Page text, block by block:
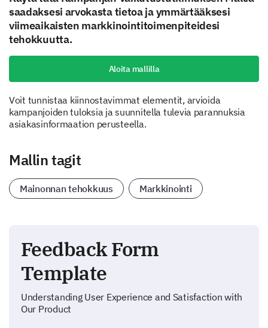
saadaksesi arvokasta tietoa ja ymmärtääksesi
viimeaikaisten markkinointitoimenpiteidesi
tehokkuutta.
Aloita mallilla
Voit tunnistaa kiinnostavimmat elementit, arvioida
kampanjoiden tuloksia ja suunnitella tulevia parannuksia
asiakasinformaation perusteella.
Mallin tagit
Mainonnan tehokkuus Markkinointi
Feedback Form
Template
Understanding User Experience and Satisfaction with
Our Product